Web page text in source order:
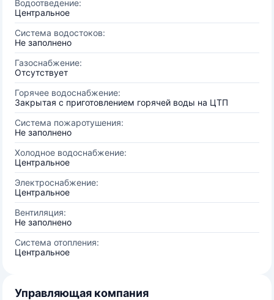
Водоотведение:
Центральное
Система водостоков:
Не заполнено
Газоснабжение:
Отсутствует
Горячее водоснабжение:
Закрытая с приготовлением горячей воды на ЦТП
Система пожаротушения:
Не заполнено
Холодное водоснабжение:
Центральное
Электроснабжение:
Центральное
Вентиляция:
Не заполнено
Система отопления:
Центральное
Управляющая компания